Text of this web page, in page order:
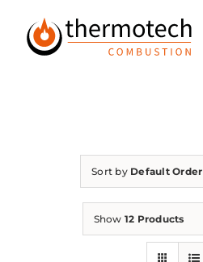
content
Sort by Default Order
Show 12 Products